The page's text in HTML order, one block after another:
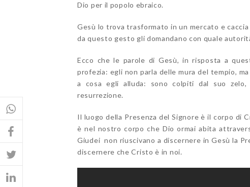
Dio per il popolo ebraico.
Gesù lo trova trasformato in un mercato e
da questo gesto gli domandano con quale
Ecco che le parole di Gesù, in risposta a
profezia: egli non parla delle mura del tempio,
a cosa egli alluda: sono colpiti dal suo zelo,
resurrezione.
Il luogo della Presenza del Signore è il corpo di
è nel nostro corpo che Dio ormai abita
Giudei non riuscivano a discernere in Gesù la
discernere che Cristo è in noi.